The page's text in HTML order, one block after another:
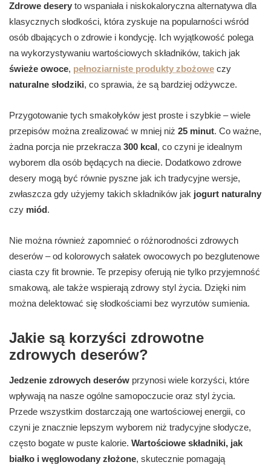
Zdrowe desery to wspaniała i niskokaloryczna alternatywa dla
klasycznych słodkości, która zyskuje na popularności wśród
osób dbających o zdrowie i kondycję. Ich wyjątkowość polega
na wykorzystywaniu wartościowych składników, takich jak
świeże owoce, pełnoziarniste produkty zbożowe czy
naturalne słodziki, co sprawia, że są bardziej odżywcze.
Przygotowanie tych smakołyków jest proste i szybkie – wiele
przepisów można zrealizować w mniej niż 25 minut. Co ważne,
żadna porcja nie przekracza 300 kcal, co czyni je idealnym
wyborem dla osób będących na diecie. Dodatkowo zdrowe
desery mogą być równie pyszne jak ich tradycyjne wersje,
zwłaszcza gdy użyjemy takich składników jak jogurt naturalny
czy miód.
Nie można również zapomnieć o różnorodności zdrowych
deserów – od kolorowych sałatek owocowych po bezglutenowe
ciasta czy fit brownie. Te przepisy oferują nie tylko przyjemność
smakową, ale także wspierają zdrowy styl życia. Dzięki nim
można delektować się słodkościami bez wyrzutów sumienia.
Jakie są korzyści zdrowotne
zdrowych deserów?
Jedzenie zdrowych deserów przynosi wiele korzyści, które
wpływają na nasze ogólne samopoczucie oraz styl życia.
Przede wszystkim dostarczają one wartościowej energii, co
czyni je znacznie lepszym wyborem niż tradycyjne słodycze,
często bogate w puste kalorie. Wartościowe składniki, jak
białko i węglowodany złożone, skutecznie pomagają